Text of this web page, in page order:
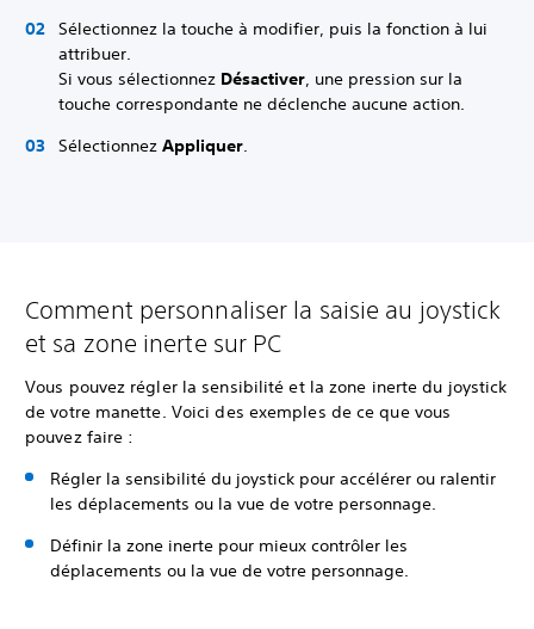
Sélectionnez la touche à modifier, puis la fonction à lui
attribuer.
Si vous sélectionnez Désactiver, une pression sur la
touche correspondante ne déclenche aucune action.
Sélectionnez Appliquer.
Comment personnaliser la saisie au joystick
et sa zone inerte sur PC
Vous pouvez régler la sensibilité et la zone inerte du joystick
de votre manette. Voici des exemples de ce que vous
pouvez faire :
Régler la sensibilité du joystick pour accélérer ou ralentir
les déplacements ou la vue de votre personnage.
Définir la zone inerte pour mieux contrôler les
déplacements ou la vue de votre personnage.